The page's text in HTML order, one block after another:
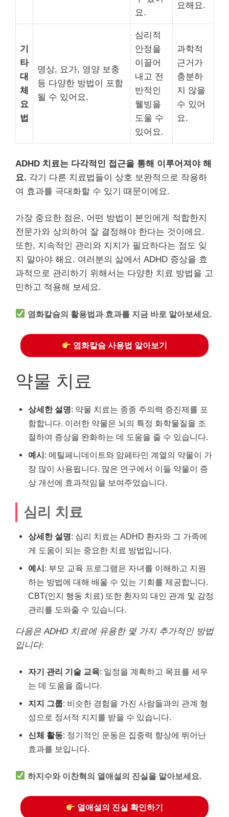
요.
요해요.
기
타
대
체
요
법
명상, 요가, 영양 보충
등 다양한 방법이 포함
될 수 있어요.
심리적
안정을
이끌어
내고 전
반적인
웰빙을
도울 수
있어요.
과학적
근거가
충분하
지 않을
수 있어
요.
ADHD 치료는 다각적인 접근을 통해 이루어져야 해
요. 각기 다른 치료법들이 상호 보완적으로 작용하
여 효과를 극대화할 수 있기 때문이에요.
가장 중요한 점은, 어떤 방법이 본인에게 적합한지
전문가와 상의하여 잘 결정해야 한다는 것이에요.
또한, 지속적인 관리와 지지가 필요하다는 점도 잊
지 말아야 해요. 여러분의 삶에서 ADHD 증상을 효
과적으로 관리하기 위해서는 다양한 치료 방법을 고
민하고 적용해 보세요.
염화칼슘의 활용법과 효과를 지금 바로 알아보세요.
염화칼슘 사용법 알아보기
약물 치료
상세한 설명: 약물 치료는 종종 주의력 증진제를 포
함합니다. 이러한 약물은 뇌의 특정 화학물질을 조
절하여 증상을 완화하는 데 도움을 줄 수 있습니다.
예시: 메틸페니데이트와 암페타민 계열의 약물이 가
장 많이 사용됩니다. 많은 연구에서 이들 약물이 증
상 개선에 효과적임을 보여주었습니다.
심리 치료
상세한 설명: 심리 치료는 ADHD 환자와 그 가족에
게 도움이 되는 중요한 치료 방법입니다.
예시: 부모 교육 프로그램은 자녀를 이해하고 지원
하는 방법에 대해 배울 수 있는 기회를 제공합니다.
CBT(인지 행동 치료) 또한 환자의 대인 관계 및 감정
관리를 도와줄 수 있습니다.
다음은 ADHD 치료에 유용한 몇 가지 추가적인 방법
입니다:
자기 관리 기술 교육: 일정을 계획하고 목표를 세우
는 데 도움을 줍니다.
지지 그룹: 비슷한 경험을 가진 사람들과의 관계 형
성으로 정서적 지지를 받을 수 있습니다.
신체 활동: 정기적인 운동은 집중력 향상에 뛰어난
효과를 보입니다.
하지수와 이찬혁의 열애설의 진실을 알아보세요.
열애설의 진실 확인하기